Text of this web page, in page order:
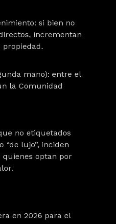
: si bien no
incrementan
propiedad.
mano): entre el
la Comunidad
no etiquetados
“de lujo”, inciden
optan por
en 2026 para el